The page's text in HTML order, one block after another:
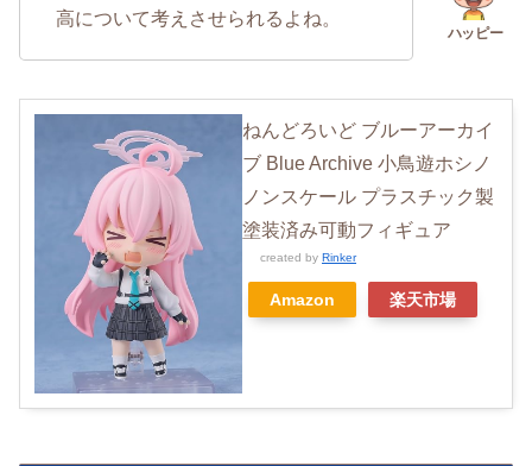
高について考えさせられるよね。
ねんどろいど ブルーアーカイ
ブ Blue Archive 小鳥遊ホシノ
ノンスケール プラスチック製
塗装済み可動フィギュア
created by Rinker
Amazon 楽天市場